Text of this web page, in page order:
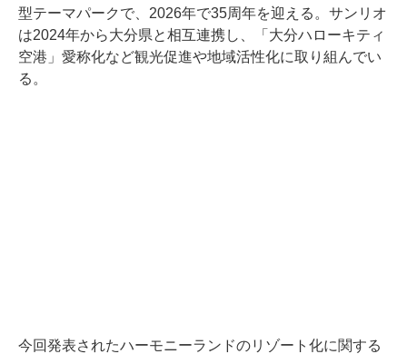
型テーマパークで、2026年で35周年を迎える。サンリオ
は2024年から大分県と相互連携し、「大分ハローキティ
空港」愛称化など観光促進や地域活性化に取り組んでい
る。
今回発表されたハーモニーランドのリゾート化に関する